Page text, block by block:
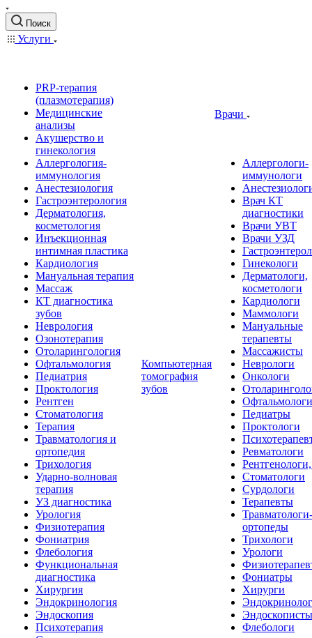
Поиск
Услуги
PRP-терапия
(плазмотерапия)
Медицинские
анализы
Акушерство и
гинекология
Аллергология-
иммунология
Анестезиология
Гастроэнтерология
Дерматология,
косметология
Инъекционная
интимная пластика
Кардиология
Мануальная терапия
Массаж
КТ диагностика
зубов
Неврология
Озонотерапия
Отоларингология
Офтальмология
Педиатрия
Проктология
Рентген
Стоматология
Терапия
Травматология и
ортопедия
Трихология
Ударно-волновая
терапия
УЗ диагностика
Урология
Физиотерапия
Фониатрия
Флебология
Функциональная
диагностика
Хирургия
Эндокринология
Эндоскопия
Психотерапия
Компьютерная
томография
зубов
Врачи
Аллергологи-
иммунологи
Врач КТ
диагностики
Врачи УВТ
Врачи УЗД
Гинекологи
Дерматологи,
косметологи
Кардиологи
Маммологи
Мануальные
терапевты
Массажисты
Неврологи
Онкологи
Офтальмологи
Педиатры
Проктологи
Ревматологи
Стоматологи
Сурдологи
Терапевты
Травматологи-
ортопеды
Трихологи
Урологи
Фониатры
Хирурги
Эндоскописты
Флебологи